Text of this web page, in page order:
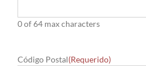
0 of 64 max characters
Código Postal(Requerido)